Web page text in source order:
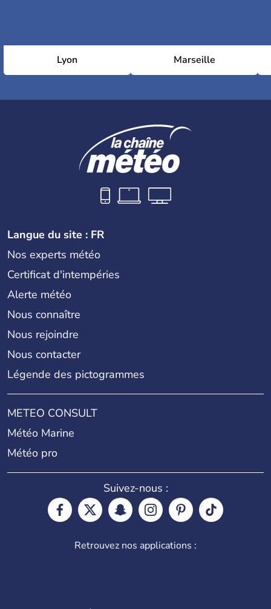
Lyon Marseille
Langue du site : FR
Nos experts météo
Certificat d'intempéries
Alerte météo
Nous connaître
Nous rejoindre
Nous contacter
Légende des pictogrammes
METEO CONSULT
Météo Marine
Météo pro
Suivez-nous :
Retrouvez nos applications :